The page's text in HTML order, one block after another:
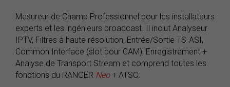
Mesureur de Champ Professionnel pour les installateurs
experts et les ingénieurs broadcast. Il inclut Analyseur
IPTV, Filtres à haute résolution, Entrée/Sortie TS-ASI,
Common Interface (slot pour CAM), Enregistrement +
Analyse de Transport Stream et comprend toutes les
fonctions du RANGER Neo+ ATSC.